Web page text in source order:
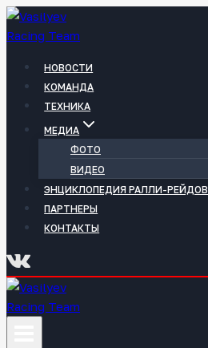
Перейти
к
НОВОСТИ
КОМАНДА
ТЕХНИКА
МЕДИА
ФОТО
ВИДЕО
ЭНЦИКЛОПЕДИЯ РАЛЛИ-РЕЙДОВ
ПАРТНЕРЫ
КОНТАКТЫ